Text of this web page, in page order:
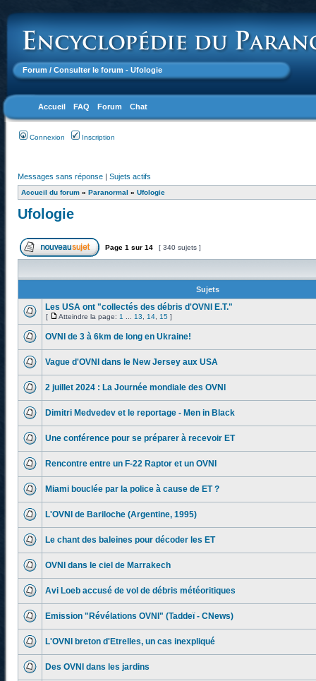
Forum / Consulter le forum - Ufologie
Accueil FAQ Forum Chat
Connexion Inscription
Messages sans réponse | Sujets actifs
Accueil du forum » Paranormal » Ufologie
Ufologie
Page 1 sur 14 [ 340 sujets ]
Sujets
Les USA ont "collectés des débris d'OVNI E.T."
[ Atteindre la page: 1 13 14 15 ]
OVNI de 3 à 6km de long en Ukraine!
Vague d'OVNI dans le New Jersey aux USA
2 juillet 2024 : La Journée mondiale des OVNI
Dimitri Medvedev et le reportage - Men in Black
Une conférence pour se préparer à recevoir ET
Rencontre entre un F-22 Raptor et un OVNI
Miami bouclée par la police à cause de ET ?
L'OVNI de Bariloche (Argentine, 1995)
Le chant des baleines pour décoder les ET
OVNI dans le ciel de Marrakech
Avi Loeb accusé de vol de débris météoritiques
Emission "Révélations OVNI" (Taddeï - CNews)
L'OVNI breton d'Etrelles, un cas inexpliqué
Des OVNI dans les jardins